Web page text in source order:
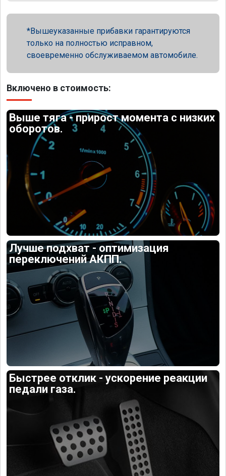
Вышеуказанные прибавки гарантируются
только на полностью исправном,
своевременно обслуживаемом автомобиле.
Включено в стоимость:
Выше тяга - прирост момента с низких
оборотов.
Лучше подхват - оптимизация
переключений АКПП.
Быстрее отклик - ускорение реакции
педали газа.